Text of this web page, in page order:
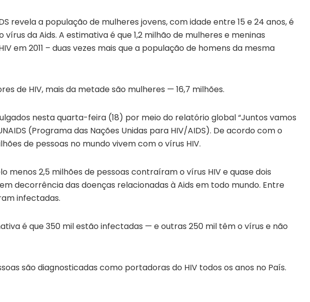
revela a população de mulheres jovens, com idade entre 15 e 24 anos, é
vírus da Aids. A estimativa é que 1,2 milhão de mulheres e meninas
em 2011 – duas vezes mais que a população de homens da mesma
de HIV, mais da metade são mulheres — 16,7 milhões.
nesta quarta-feira (18) por meio do relatório global “Juntos vamos
(Programa das Nações Unidas para HIV/AIDS). De acordo com o
de pessoas no mundo vivem com o vírus HIV.
menos 2,5 milhões de pessoas contraíram o vírus HIV e quase dois
decorrência das doenças relacionadas à Aids em todo mundo. Entre
infectadas.
é que 350 mil estão infectadas — e outras 250 mil têm o vírus e não
são diagnosticadas como portadoras do HIV todos os anos no País.